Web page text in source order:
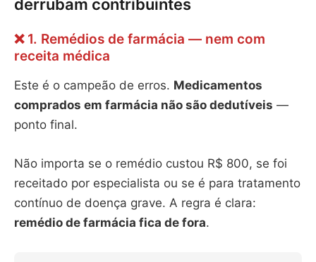
derrubam contribuintes
❌ 1. Remédios de farmácia — nem com
receita médica
Este é o campeão de erros. Medicamentos
comprados em farmácia não são dedutíveis —
ponto final.
Não importa se o remédio custou R$ 800, se foi
receitado por especialista ou se é para tratamento
contínuo de doença grave. A regra é clara:
remédio de farmácia fica de fora.